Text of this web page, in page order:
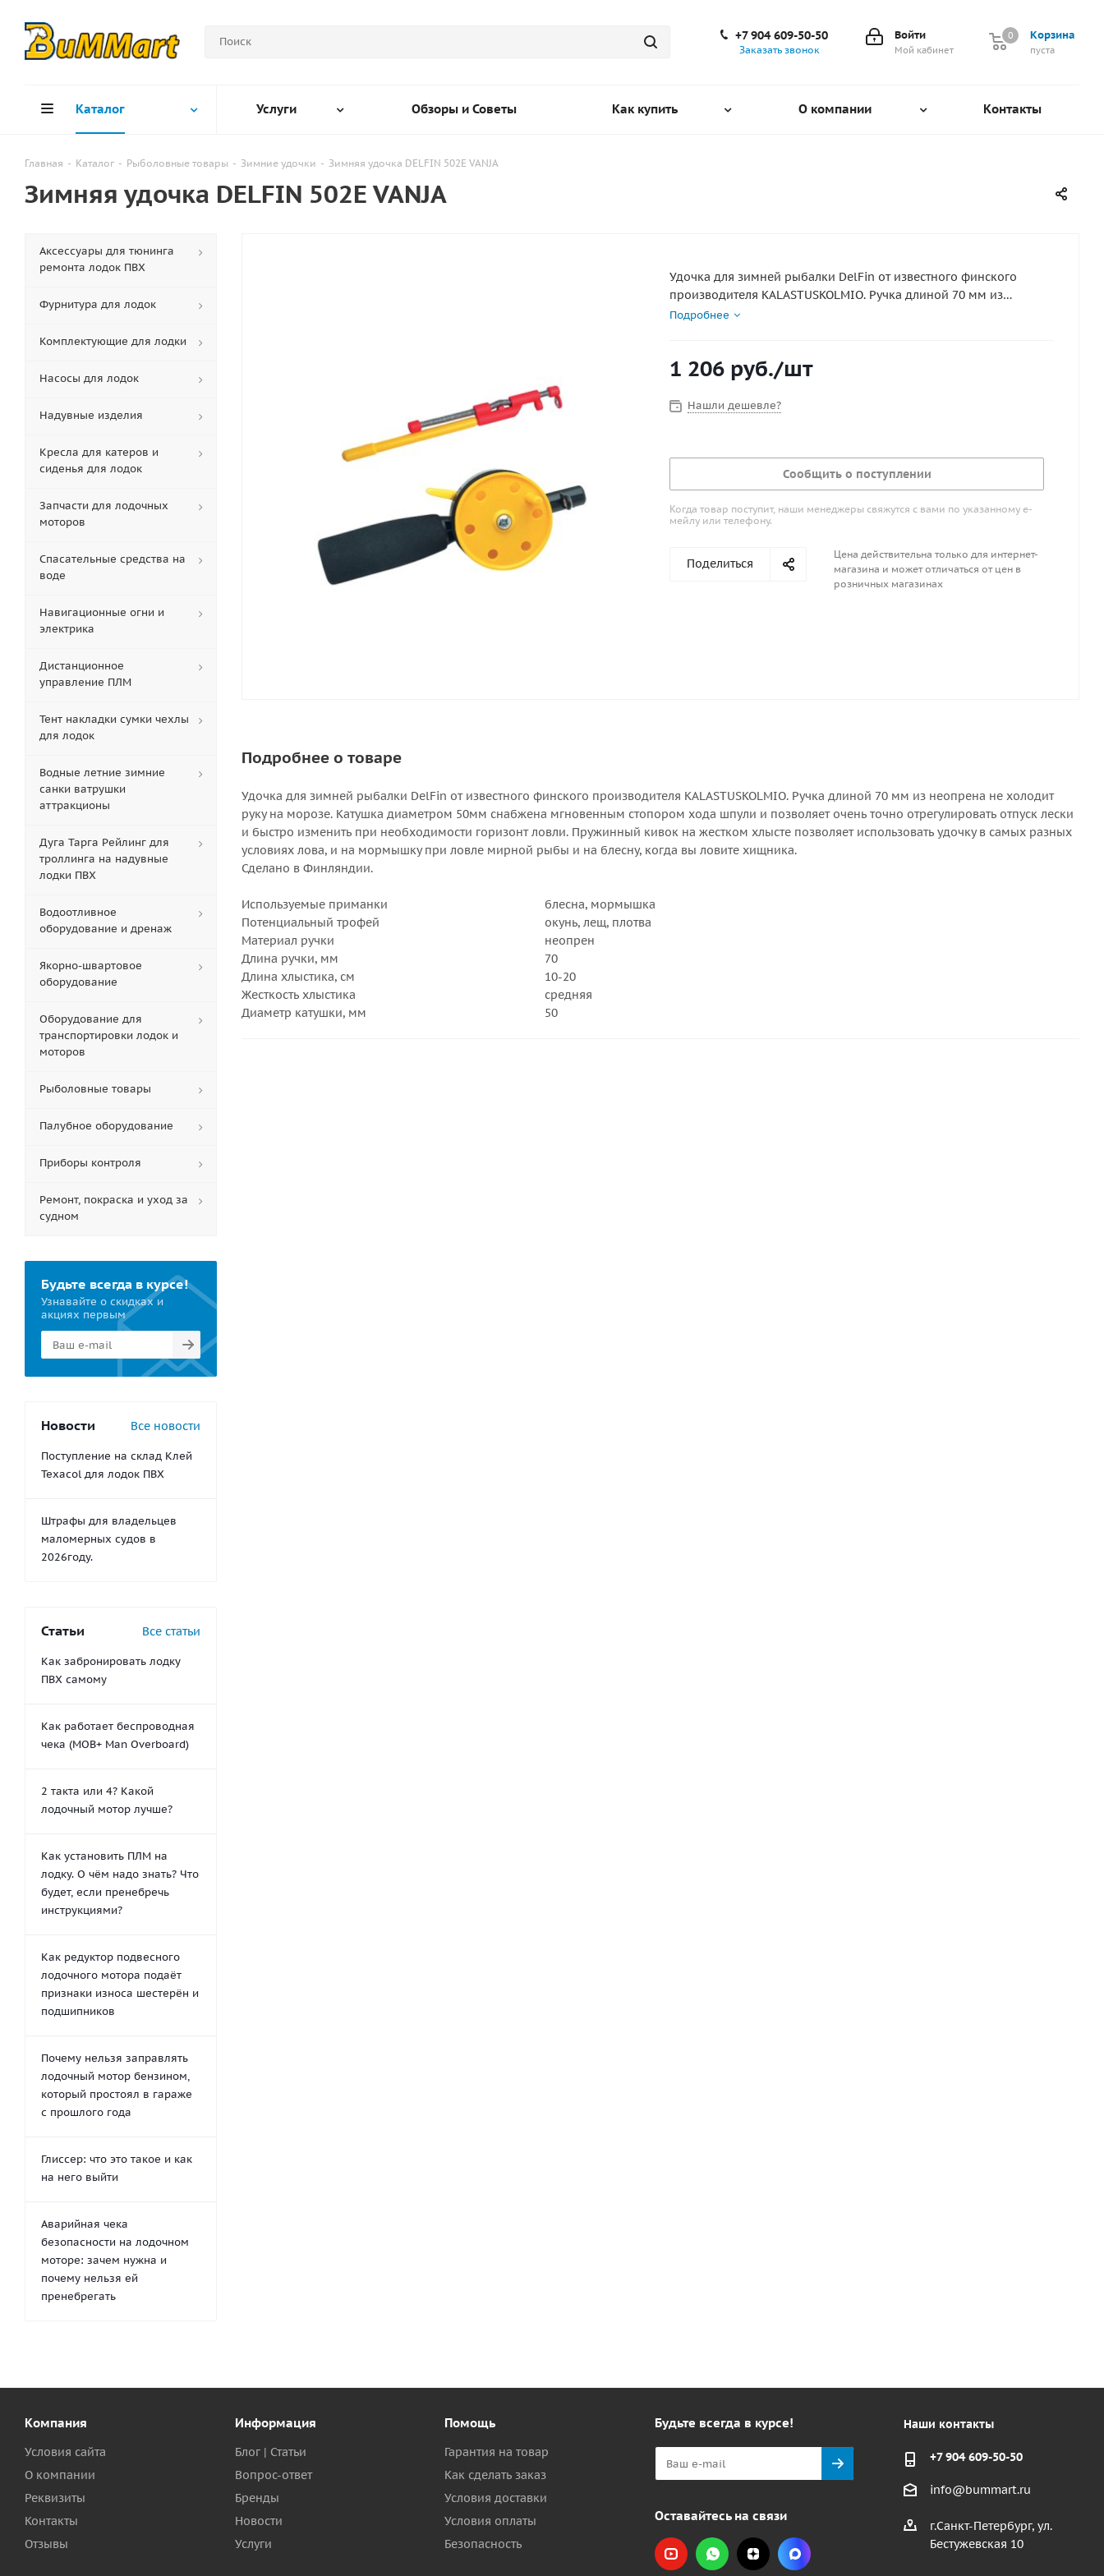
Корзина
0
пуста
0
Войти
Мой кабинет
+7 904 609-50-50
Заказать звонок
Каталог Услуги Обзоры и Советы Как купить О компании Контакты
Главная - Каталог - Рыболовные товары - Зимние удочки - Зимняя удочка DELFIN 502E VANJA
Зимняя удочка DELFIN 502E VANJA
Удочка для зимней рыбалки DelFin от известного финского
производителя KALASTUSKOLMIO. Ручка длиной 70 мм из
неопрена не холодит руку на морозе. Катушка диаметром 50мм
необходимости горизонт ловли. Пружинный кивок на жестком
хлысте позволяет использовать удочку в самых разных условиях
лова, и на мормышку при ловле мирной рыбы и на блесну, когда
Подробнее
1 206 руб./шт
Нашли дешевле?
Сообщить о поступлении
Когда товар поступит, наши менеджеры свяжутся с вами по указанному е-
мейлу или телефону.
Поделиться
Цена действительна только для интернет-
магазина и может отличаться от цен в
розничных магазинах
Подробнее о товаре
Удочка для зимней рыбалки DelFin от известного финского производителя KALASTUSKOLMIO. Ручка длиной 70 мм из неопрена не холодит
руку на морозе. Катушка диаметром 50мм снабжена мгновенным стопором хода шпули и позволяет очень точно отрегулировать отпуск лески
и быстро изменить при необходимости горизонт ловли. Пружинный кивок на жестком хлысте позволяет использовать удочку в самых разных
условиях лова, и на мормышку при ловле мирной рыбы и на блесну, когда вы ловите хищника.
Сделано в Финляндии.
Используемые приманки
блесна, мормышка
Потенциальный трофей
окунь, лещ, плотва
Материал ручки
неопрен
Длина ручки, мм
70
Длина хлыстика, см
10-20
Жесткость хлыстика
средняя
Диаметр катушки, мм
50
Аксессуары для тюнинга
ремонта лодок ПВХ
Фурнитура для лодок
Комплектующие для лодки
Насосы для лодок
Надувные изделия
Кресла для катеров и
сиденья для лодок
Запчасти для лодочных
моторов
Спасательные средства на
воде
Навигационные огни и
электрика
Дистанционное
управление ПЛМ
Тент накладки сумки чехлы
для лодок
Водные летние зимние
санки ватрушки
аттракционы
Дуга Тарга Рейлинг для
троллинга на надувные
лодки ПВХ
Водоотливное
оборудование и дренаж
Якорно-швартовое
оборудование
Оборудование для
транспортировки лодок и
моторов
Рыболовные товары
Палубное оборудование
Приборы контроля
Ремонт, покраска и уход за
судном
Будьте всегда в курсе!
Узнавайте о скидках и
акциях первым
Новости Все новости
Поступление на склад Клей
Texacol для лодок ПВХ
Штрафы для владельцев
маломерных судов в
2026году.
Статьи Все статьи
Как забронировать лодку
ПВХ самому
Как работает беспроводная
чека (MOB+ Man Overboard)
2 такта или 4? Какой
лодочный мотор лучше?
Как установить ПЛМ на
лодку. О чём надо знать? Что
будет, если пренебречь
инструкциями?
Как редуктор подвесного
лодочного мотора подаёт
признаки износа шестерён и
подшипников
Почему нельзя заправлять
лодочный мотор бензином,
который простоял в гараже
с прошлого года
Глиссер: что это такое и как
на него выйти
Аварийная чека
безопасности на лодочном
моторе: зачем нужна и
почему нельзя ей
пренебрегать
Компания
Условия сайта
О компании
Реквизиты
Контакты
Отзывы
Информация
Блог | Статьи
Вопрос-ответ
Бренды
Новости
Услуги
Помощь
Гарантия на товар
Как сделать заказ
Условия доставки
Условия оплаты
Безопасность
Будьте всегда в курсе!
Оставайтесь на связи
Наши контакты
+7 904 609-50-50
info@bummart.ru
г.Санкт-Петербург, ул.
Бестужевская 10